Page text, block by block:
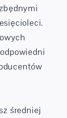
średniej